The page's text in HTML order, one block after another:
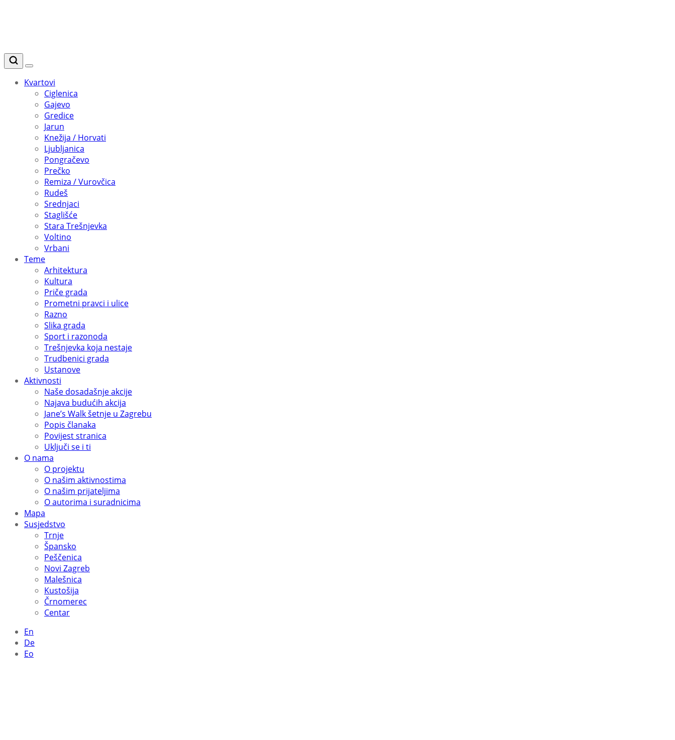
Kvartovi
Ciglenica
Gajevo
Gredice
Jarun
Knežija / Horvati
Ljubljanica
Pongračevo
Prečko
Remiza / Vurovčica
Rudeš
Srednjaci
Staglišće
Stara Trešnjevka
Voltino
Vrbani
Teme
Arhitektura
Kultura
Priče grada
Prometni pravci i ulice
Razno
Slika grada
Sport i razonoda
Trešnjevka koja nestaje
Trudbenici grada
Ustanove
Aktivnosti
Naše dosadašnje akcije
Najava budućih akcija
Jane’s Walk šetnje u Zagrebu
Popis članaka
Povijest stranica
Uključi se i ti
O nama
O projektu
O našim aktivnostima
O našim prijateljima
O autorima i suradnicima
Mapa
Susjedstvo
Trnje
Špansko
Peščenica
Novi Zagreb
Malešnica
Kustošija
Črnomerec
Centar
En
De
Eo